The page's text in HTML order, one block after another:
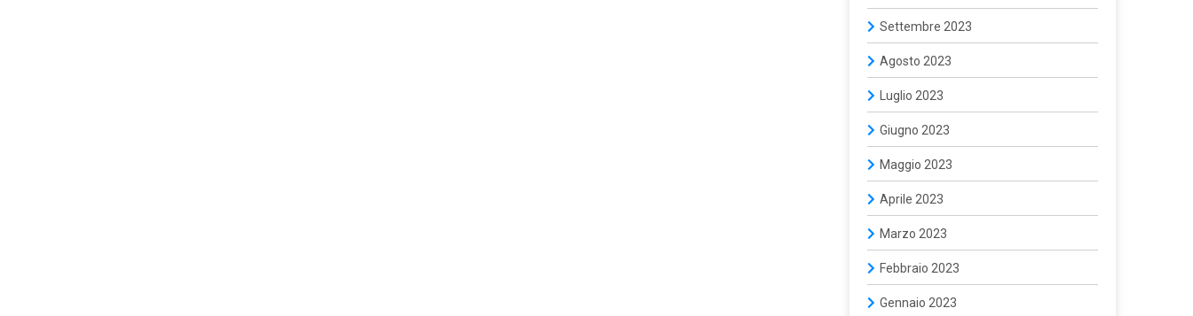
Settembre 2023
Agosto 2023
Luglio 2023
Giugno 2023
Maggio 2023
Aprile 2023
Marzo 2023
Febbraio 2023
Gennaio 2023